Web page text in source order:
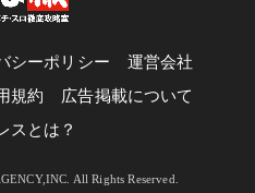
シーポリシー
運営会社
規約
広告掲載について
スとは？
All Rights Reserved.